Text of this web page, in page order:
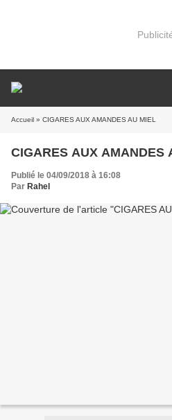
Accueil » CIGARES AUX AMANDES AU MIEL
CIGARES AUX AMANDES
Publié le 04/09/2018 à 16:08
Par Rahel